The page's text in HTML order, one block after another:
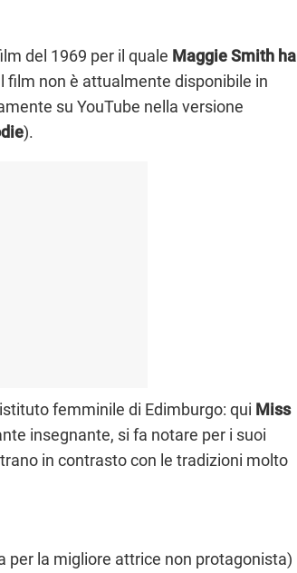
del 1969 per il quale Maggie Smith ha
non è attualmente disponibile in
su YouTube nella versione
).
femminile di Edimburgo: qui Miss
insegnante, si fa notare per i suoi
in contrasto con le tradizioni molto
per la migliore attrice non protagonista)